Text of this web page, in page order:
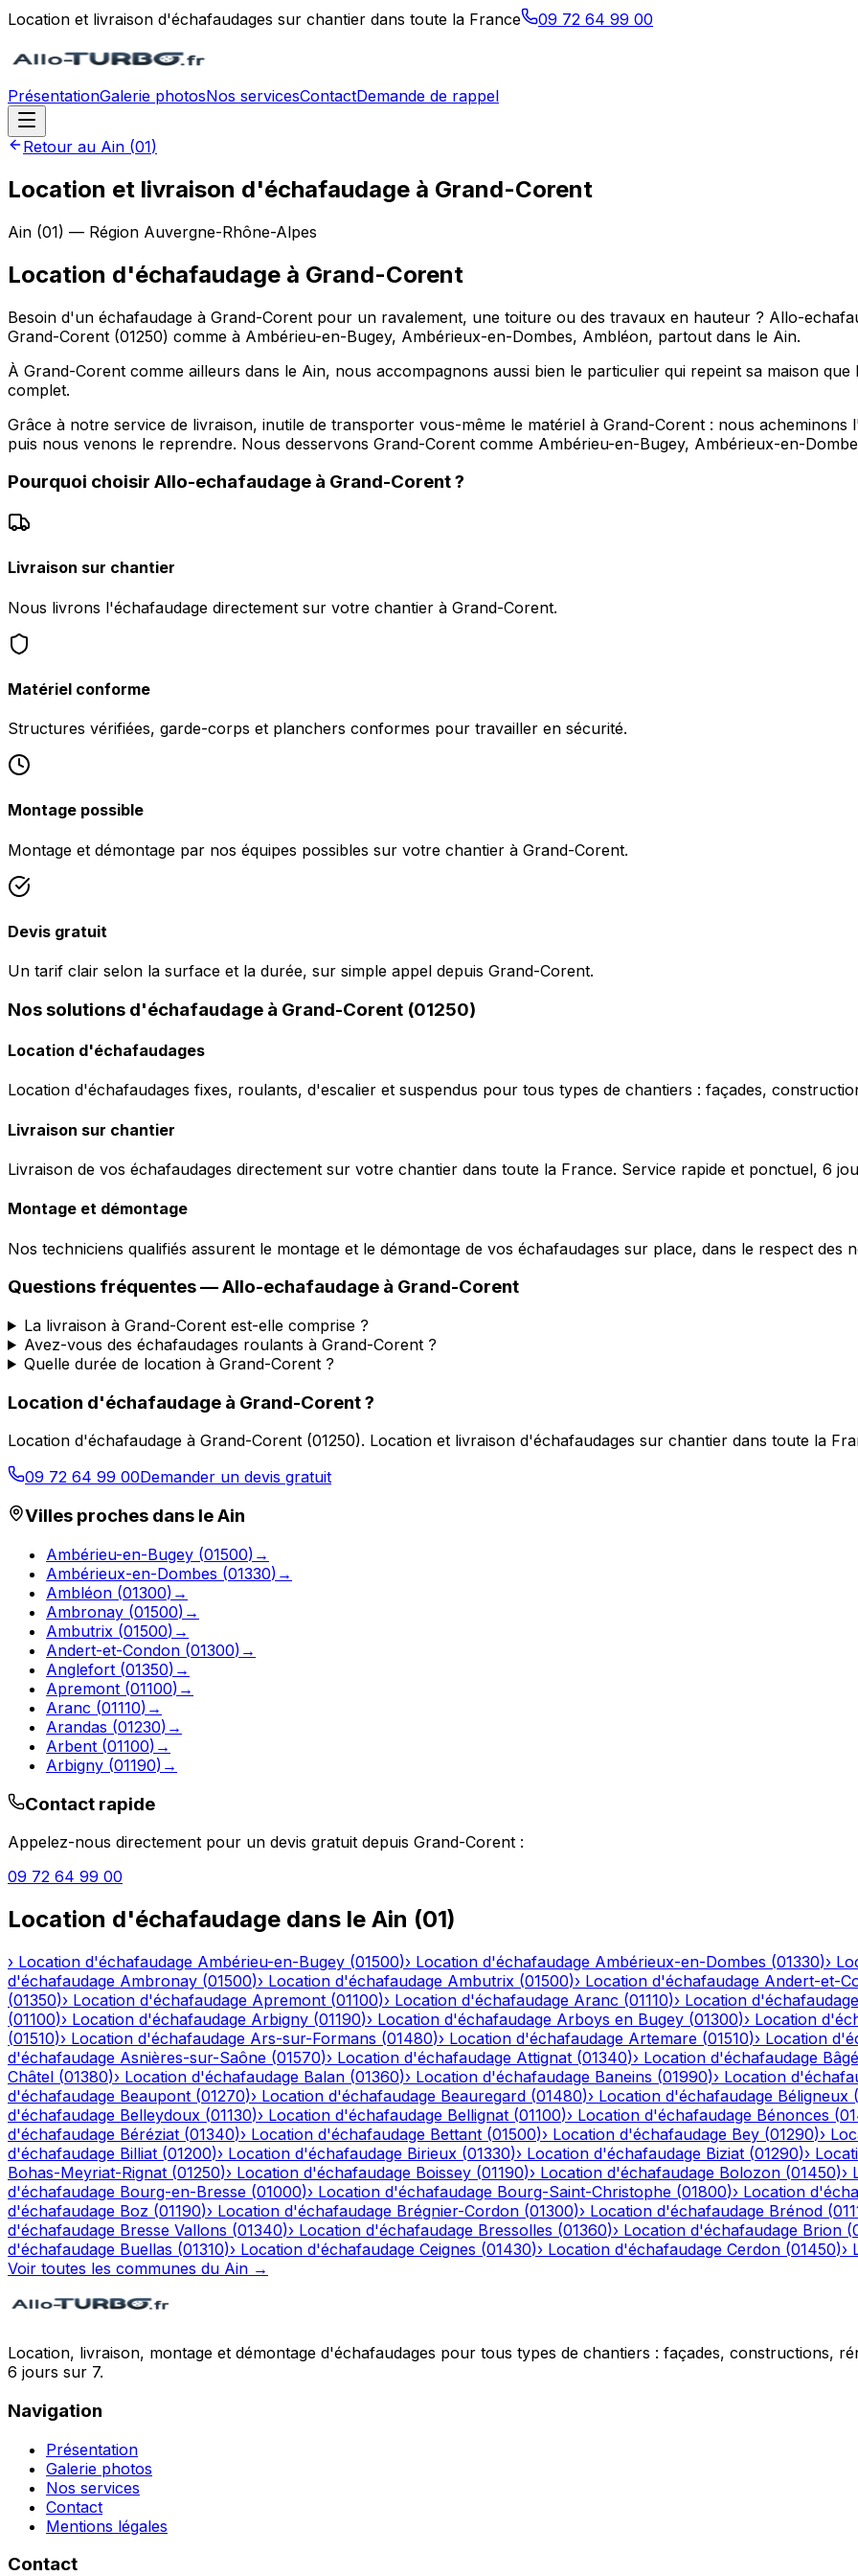
Location et livraison d'échafaudages sur chantier dans toute la France 09 72 64 99 00
PrésentationGalerie photosNos servicesContactDemande de rappel
Retour au Ain (01)
Location et livraison d'échafaudage à Grand-Corent
Ain (01) — Région Auvergne-Rhône-Alpes
Location d'échafaudage à Grand-Corent
Besoin d'un échafaudage à Grand-Corent pour un ravalement, une toiture ou des travaux en hauteur ? Allo-
Grand-Corent (01250) comme à Ambérieu-en-Bugey, Ambérieux-en-Dombes, Ambléon, partout dans le Ain.
À Grand-Corent comme ailleurs dans le Ain, nous accompagnons aussi bien le particulier qui repeint sa maison
complet.
Grâce à notre service de livraison, inutile de transporter vous-même le matériel à Grand-Corent : nous
puis nous venons le reprendre. Nous desservons Grand-Corent comme Ambérieu-en-Bugey, Ambérieux-en-
Pourquoi choisir Allo-echafaudage à Grand-Corent?
Livraison sur chantier
Nous livrons l'échafaudage directement sur votre chantier à Grand-Corent.
Matériel conforme
Structures vérifiées, garde-corps et planchers conformes pour travailler en sécurité.
Montage possible
Montage et démontage par nos équipes possibles sur votre chantier à Grand-Corent.
Devis gratuit
Un tarif clair selon la surface et la durée, sur simple appel depuis Grand-Corent.
Nos solutions d'échafaudage à Grand-Corent (01250)
Location d'échafaudages
Location d'échafaudages fixes, roulants, d'escalier et suspendus pour tous types de chantiers : façades,
Livraison sur chantier
Livraison de vos échafaudages directement sur votre chantier dans toute la France. Service rapide et ponctuel, 6
Montage et démontage
Nos techniciens qualifiés assurent le montage et le démontage de vos échafaudages sur place, dans le respect des
Questions fréquentes —Allo-echafaudage à Grand-Corent
La livraison à Grand-Corent est-elle comprise ?
Avez-vous des échafaudages roulants à Grand-Corent ?
Quelle durée de location à Grand-Corent ?
Location d'échafaudage à Grand-Corent?
Location d'échafaudage à Grand-Corent (01250). Location et livraison d'échafaudages sur chantier dans toute la
09 72 64 99 00Demander un devis gratuit
Villes proches dans leAin
Ambérieu-en-Bugey (01500) →
Ambérieux-en-Dombes (01330) →
Ambléon (01300) →
Ambronay (01500) →
Ambutrix (01500) →
Andert-et-Condon (01300) →
Anglefort (01350) →
Apremont (01100) →
Aranc (01110) →
Arandas (01230) →
Arbent (01100) →
Arbigny (01190) →
Contact rapide
Appelez-nous directement pour un devis gratuit depuis Grand-Corent :
09 72 64 99 00
Location d'échafaudage dans le Ain (01)
› Location d'échafaudage Ambérieu-en-Bugey (01500)› Location d'échafaudage Ambérieux-en-Dombes (01330)›
d'échafaudage Ambronay (01500)› Location d'échafaudage Ambutrix (01500)› Location d'échafaudage Andert-et-
(01350)› Location d'échafaudage Apremont (01100)› Location d'échafaudage Aranc (01110)› Location d'échafaudage
(01100)› Location d'échafaudage Arbigny (01190)› Location d'échafaudage Arboys en Bugey (01300)› Location
(01510)› Location d'échafaudage Ars-sur-Formans (01480)› Location d'échafaudage Artemare (01510)› Location
d'échafaudage Asnières-sur-Saône (01570)› Location d'échafaudage Attignat (01340)› Location d'échafaudage
Châtel (01380)› Location d'échafaudage Balan (01360)› Location d'échafaudage Baneins (01990)› Location
d'échafaudage Beaupont (01270)› Location d'échafaudage Beauregard (01480)› Location d'échafaudage Béligneux (
d'échafaudage Belleydoux (01130)› Location d'échafaudage Bellignat (01100)› Location d'échafaudage Bénonces (
d'échafaudage Béréziat (01340)› Location d'échafaudage Bettant (01500)› Location d'échafaudage Bey (01290)›
d'échafaudage Billiat (01200)› Location d'échafaudage Birieux (01330)› Location d'échafaudage Biziat (01290)›
Bohas-Meyriat-Rignat (01250)› Location d'échafaudage Boissey (01190)› Location d'échafaudage Bolozon (01450)›
d'échafaudage Bourg-en-Bresse (01000)› Location d'échafaudage Bourg-Saint-Christophe (01800)› Location
d'échafaudage Boz (01190)› Location d'échafaudage Brégnier-Cordon (01300)› Location d'échafaudage Brénod (
d'échafaudage Bresse Vallons (01340)› Location d'échafaudage Bressolles (01360)› Location d'échafaudage Brion (
d'échafaudage Buellas (01310)› Location d'échafaudage Ceignes (01430)› Location d'échafaudage Cerdon (01450)›
Voir toutes les communes du Ain →
Location, livraison, montage et démontage d'échafaudages pour tous types de chantiers : façades, constructions,
6 jours sur 7.
Navigation
Présentation
Galerie photos
Nos services
Contact
Mentions légales
Contact